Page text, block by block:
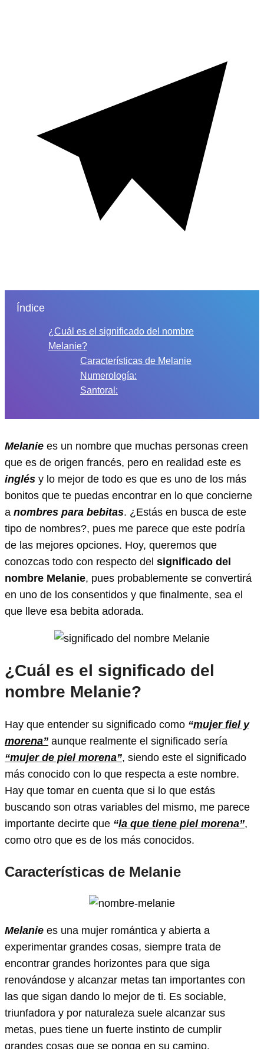
Índice
¿Cuál es el significado del nombre
Melanie?
Características de Melanie
Numerología:
Santoral:
Melanie es un nombre que muchas personas creen
que es de origen francés, pero en realidad este es
inglés y lo mejor de todo es que es uno de los más
bonitos que te puedas encontrar en lo que concierne
a nombres para bebitas. ¿Estás en busca de este
tipo de nombres?, pues me parece que este podría
de las mejores opciones. Hoy, queremos que
conozcas todo con respecto del significado del
nombre Melanie, pues probablemente se convertirá
en uno de los consentidos y que finalmente, sea el
que lleve esa bebita adorada.
¿Cuál es el significado del
nombre Melanie?
Hay que entender su significado como “mujer fiel y
morena” aunque realmente el significado sería
“mujer de piel morena”, siendo este el significado
más conocido con lo que respecta a este nombre.
Hay que tomar en cuenta que si lo que estás
buscando son otras variables del mismo, me parece
importante decirte que “la que tiene piel morena”,
como otro que es de los más conocidos.
Características de Melanie
Melanie es una mujer romántica y abierta a
experimentar grandes cosas, siempre trata de
encontrar grandes horizontes para que siga
renovándose y alcanzar metas tan importantes con
las que sigan dando lo mejor de ti. Es sociable,
triunfadora y por naturaleza suele alcanzar sus
metas, pues tiene un fuerte instinto de cumplir
grandes cosas que se ponga en su camino.